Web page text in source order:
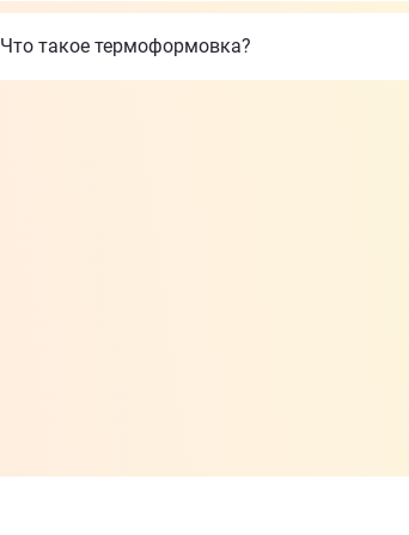
Rollerblade;
Fila;
FR Skate.
универсальны, позволяют уверенно
Что такое термоформовка?